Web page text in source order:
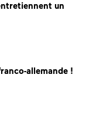
un
allemande !